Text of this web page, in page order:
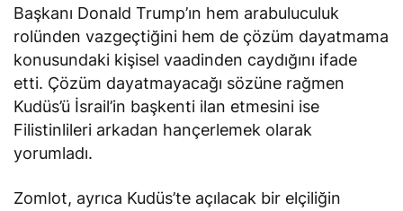
Başkanı Donald Trump’ın hem arabuluculuk
rolünden vazgeçtiğini hem de çözüm dayatmama
konusundaki kişisel vaadinden caydığını ifade
etti. Çözüm dayatmayacağı sözüne rağmen
Kudüs’ü İsrail’in başkenti ilan etmesini ise
Filistinlileri arkadan hançerlemek olarak
yorumladı.
Zomlot, ayrıca Kudüs’te açılacak bir elçiliğin